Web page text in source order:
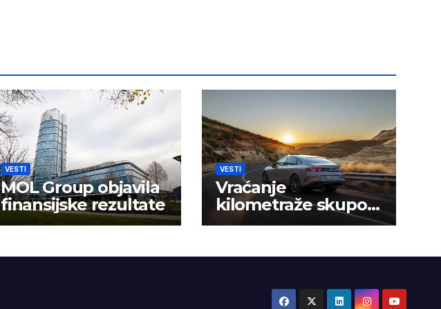
VESTI
MOL Group objavila
finansijske rezultate
VESTI
Vraćanje
kilometraže skupo
košta vozače u Srbiji